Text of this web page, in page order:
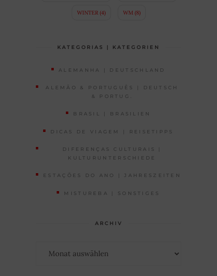
WINTER(4) WM(8)
KATEGORIAS | KATEGORIEN
ALEMANHA | DEUTSCHLAND
ALEMÃO & PORTUGUÊS | DEUTSCH
& PORTUG.
BRASIL | BRASILIEN
DICAS DE VIAGEM | REISETIPPS
DIFERENÇAS CULTURAIS |
KULTURUNTERSCHIEDE
ESTAÇÕES DO ANO | JAHRESZEITEN
MISTUREBA | SONSTIGES
ARCHIV